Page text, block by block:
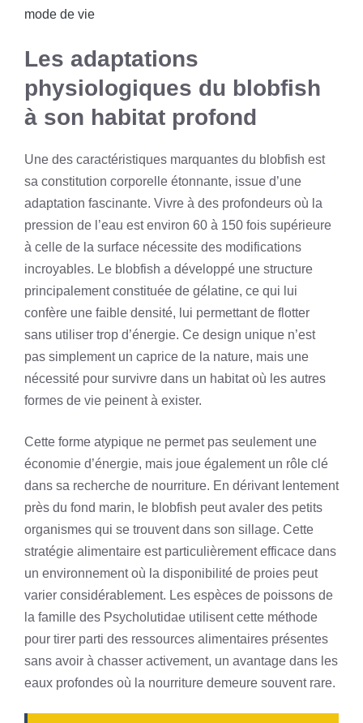
mode de vie
Les adaptations
physiologiques du blobfish
à son habitat profond
Une des caractéristiques marquantes du blobfish est
sa constitution corporelle étonnante, issue d’une
adaptation fascinante. Vivre à des profondeurs où la
pression de l’eau est environ 60 à 150 fois supérieure
à celle de la surface nécessite des modifications
incroyables. Le blobfish a développé une structure
principalement constituée de gélatine, ce qui lui
confère une faible densité, lui permettant de flotter
sans utiliser trop d’énergie. Ce design unique n’est
pas simplement un caprice de la nature, mais une
nécessité pour survivre dans un habitat où les autres
formes de vie peinent à exister.
Cette forme atypique ne permet pas seulement une
économie d’énergie, mais joue également un rôle clé
dans sa recherche de nourriture. En dérivant lentement
près du fond marin, le blobfish peut avaler des petits
organismes qui se trouvent dans son sillage. Cette
stratégie alimentaire est particulièrement efficace dans
un environnement où la disponibilité de proies peut
varier considérablement. Les espèces de poissons de
la famille des Psycholutidae utilisent cette méthode
pour tirer parti des ressources alimentaires présentes
sans avoir à chasser activement, un avantage dans les
eaux profondes où la nourriture demeure souvent rare.